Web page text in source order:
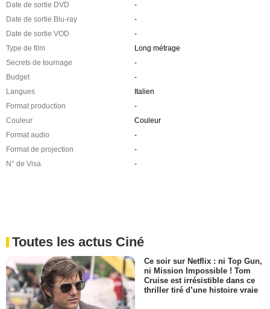
Date de sortie DVD
-
Date de sortie Blu-ray
-
Date de sortie VOD
-
Type de film
Long métrage
Secrets de tournage
-
Budget
-
Langues
Italien
Format production
-
Couleur
Couleur
Format audio
-
Format de projection
-
N° de Visa
-
Toutes les actus Ciné
Ce soir sur Netflix : ni Top Gun,
ni Mission Impossible ! Tom
Cruise est irrésistible dans ce
thriller tiré d’une histoire vraie